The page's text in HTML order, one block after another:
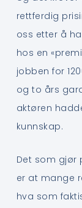
rettferdig
oss etter å
hos en
jobben for
og to års
aktøren
kunnskap.
Det som gjør
er at mange
hva som